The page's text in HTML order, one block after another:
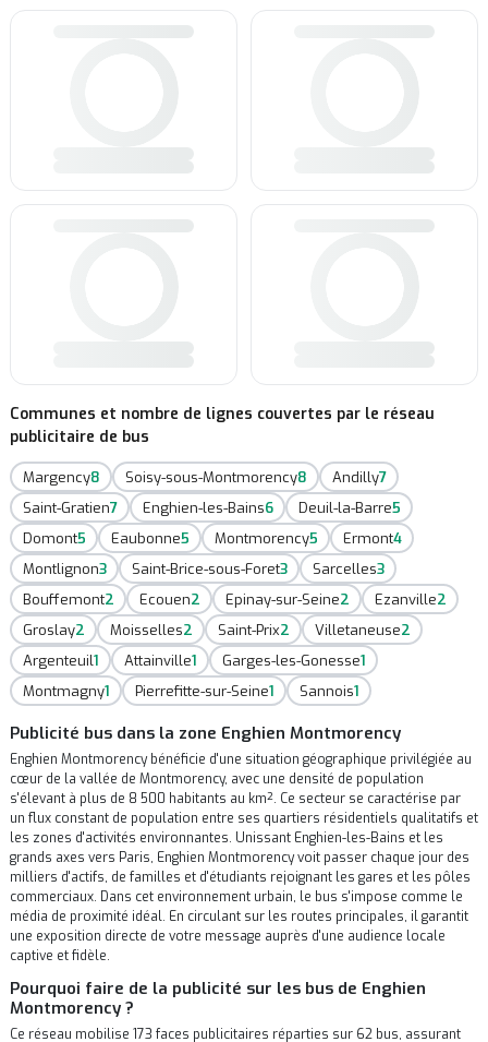
Communes et nombre de lignes couvertes par le réseau
publicitaire de bus
Margency8 Soisy-sous-Montmorency8 Andilly7
Saint-Gratien7 Enghien-les-Bains6 Deuil-la-Barre5
Domont5 Eaubonne5 Montmorency5 Ermont4
Montlignon3 Saint-Brice-sous-Foret3 Sarcelles3
Bouffemont2 Ecouen2 Epinay-sur-Seine2 Ezanville2
Groslay2 Moisselles2 Saint-Prix2 Villetaneuse2
Argenteuil1 Attainville1 Garges-les-Gonesse1
Montmagny1 Pierrefitte-sur-Seine1 Sannois1
Publicité bus dans la zone Enghien Montmorency
Enghien Montmorency bénéficie d'une situation géographique privilégiée au
cœur de la vallée de Montmorency, avec une densité de population
s'élevant à plus de 8 500 habitants au km². Ce secteur se caractérise par
un flux constant de population entre ses quartiers résidentiels qualitatifs et
les zones d'activités environnantes. Unissant Enghien-les-Bains et les
grands axes vers Paris, Enghien Montmorency voit passer chaque jour des
milliers d'actifs, de familles et d'étudiants rejoignant les gares et les pôles
commerciaux. Dans cet environnement urbain, le bus s'impose comme le
média de proximité idéal. En circulant sur les routes principales, il garantit
une exposition directe de votre message auprès d'une audience locale
captive et fidèle.
Pourquoi faire de la publicité sur les bus de Enghien
Montmorency ?
Ce réseau mobilise 173 faces publicitaires réparties sur 62 bus, assurant